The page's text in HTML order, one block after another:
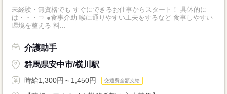
未経験・無資格でも すぐにできるお仕事からスタート！ 具体的に
は・・・⇒ ●食事介助 喉に通りやすい工夫をするなど 食事しやすい
環境を整える 料...
介護助手
群馬県安中市/横川駅
時給1,300円～1,450円 交通費全額支給